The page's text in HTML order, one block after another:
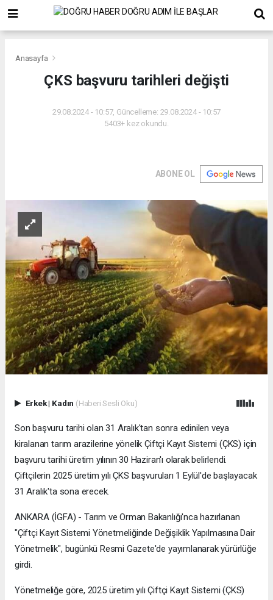
Anasayfa
ÇKS başvuru tarihleri değişti
29.08.2024 - 10:57, Güncelleme: 29.08.2024 - 10:57
5403+ kez okundu.
ABONE OL
Erkek| Kadın (Haberi Sesli Oku)
Son başvuru tarihi olan 31 Aralık'tan sonra edinilen veya
kiralanan tarım arazilerine yönelik Çiftçi Kayıt Sistemi (ÇKS) için
başvuru tarihi üretim yılının 30 Haziran'ı olarak belirlendi.
Çiftçilerin 2025 üretim yılı ÇKS başvuruları 1 Eylül'de başlayacak
31 Aralık'ta sona erecek.
ANKARA (İGFA) - Tarım ve Orman Bakanlığı'nca hazırlanan
"Çiftçi Kayıt Sistemi Yönetmeliğinde Değişiklik Yapılmasına Dair
Yönetmelik", bugünkü Resmi Gazete'de yayımlanarak yürürlüğe
girdi.
Yönetmeliğe göre, 2025 üretim yılı Çiftçi Kayıt Sistemi (ÇKS)